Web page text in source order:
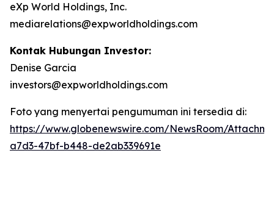
eXp World Holdings, Inc.
mediarelations@expworldholdings.com
Kontak Hubungan Investor:
Denise Garcia
investors@expworldholdings.com
Foto yang menyertai pengumuman ini tersedia di:
https://www.globenewswire.com/NewsRoom/
a7d3-47bf-b448-de2ab339691e